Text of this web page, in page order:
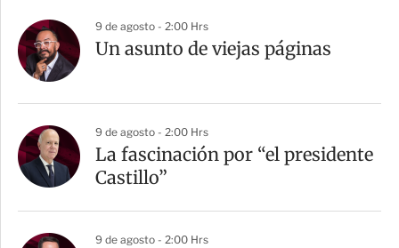
9 de agosto - 2:00 Hrs
Un asunto de viejas páginas
9 de agosto - 2:00 Hrs
La fascinación por “el presidente
Castillo”
9 de agosto - 2:00 Hrs